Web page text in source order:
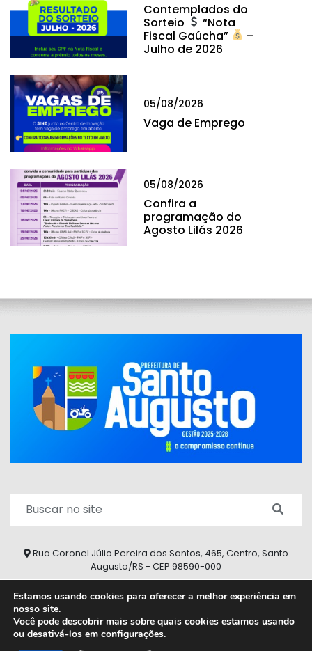
Contemplados do
Sorteio
“Nota
Fiscal Gaúcha”
–
Julho de 2026
05/08/2026
Vaga de Emprego
05/08/2026
Confira a
programação do
Agosto Lilás 2026
Rua Coronel Júlio Pereira dos Santos, 465, Centro, Santo
Augusto/RS - CEP 98590-000
Estamos usando cookies para oferecer a melhor experiência em
nosso site.
Você pode descobrir mais sobre quais cookies estamos usando
ou desativá-los em configurações.